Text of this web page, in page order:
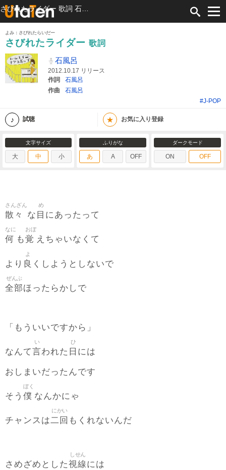
よみ：さびれたらいだー
さびれたライダー 歌詞
石風呂
2012.10.17 リリース
作詞
石風呂
作曲
石風呂
#J-POP
試聴 ★ お気に入り登録
文字サイズ
大 中 小
ふりがな
あ A OFF
ダークモード
ON OFF
散々
さんざん
な 目
め
にあったって
何
なに
も覚
おぼ
えちゃいなくて
より 良
よ
くしようとしないで
全部
ぜんぶ
ほったらかしで
「もういいですから」
なんて言
い
われた 日
ひ
には
おしまいだったんです
そう 僕
ぼく
なんかにゃ
チャンスは二回
にかい
もくれないんだ
さめざめとした視線
しせん
には